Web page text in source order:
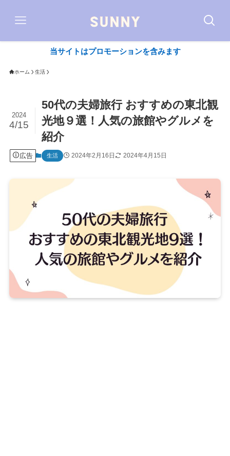
当サイトはプロモーションを含みます
ホーム 生活
50代の夫婦旅行 おすすめの東北観
光地９選！人気の旅館やグルメを
紹介
2024
4/15
広告 生活 2024年2月16日 2024年4月15日